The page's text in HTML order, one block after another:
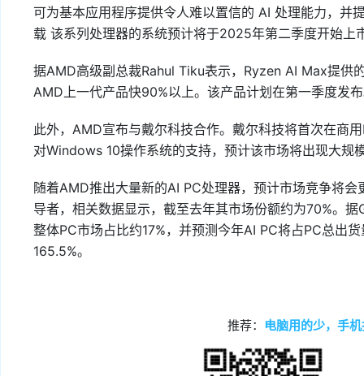
可为基本应用程序提供令人难以置信的 AI 处理能力，并
载 该系列处理器的系统预计将于2025年第二季度开始上
据AMD高级副总裁Rahul Tiku表示，Ryzen AI Max提供
AMD上一代产品快90%以上。该产品计划在第一季度发
此外，AMD宣布与戴尔科技合作。戴尔科技将首次在商
对Windows 10操作系统的支持，预计该市场将出现大规
随着AMD推出大量新的AI PC处理器，预计市场竞争将
导者，相关数据显示，截至去年其市场份额约为70%。
整体PC市场占比约17%，并预测今年AI PC将占PC总出
165.5%。
推荐： 电脑用的少，手